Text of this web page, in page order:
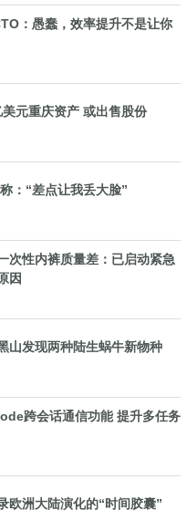
：愚蠢，效率提升不是让你
元重庆资产 或出售股份
：“差点让我丢大脸”
次性内裤质量差：已启动紧急
因
山发现两种陆生蜗牛新物种
跨会话通信功能 提升多任务
欧洲大陆演化的“时间胶囊”